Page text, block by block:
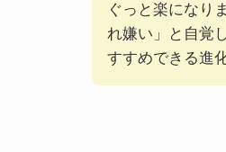
ぐっと楽になり
れ嫌い」と自覚
すすめできる進